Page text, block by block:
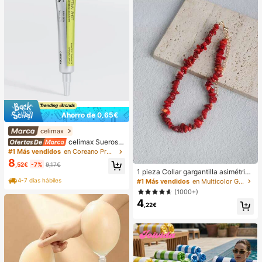
Ahorro de 0,65€
celimax
celimax Sueros y
tratamiento facial
#1 Más vendidos en Coreano Protección de la piel
8 ,52€ -7% 9,17€
4-7 días hábiles
1 pieza Collar gargantilla asimétrico
ajustable de estilo bohemio en colo
r rojo natural, joyería de uso diario Y
2K, regalo para el Día de la Madre
#1 Más vendidos
en Multicolor Gargantillas para mujer
(1000+)
4 ,22€